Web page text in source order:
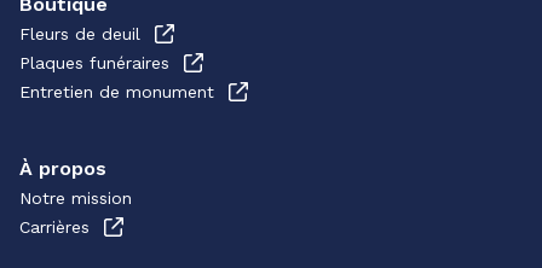
Fleurs de deuil
Plaques funéraires
Entretien de monument
À propos
Notre mission
Carrières